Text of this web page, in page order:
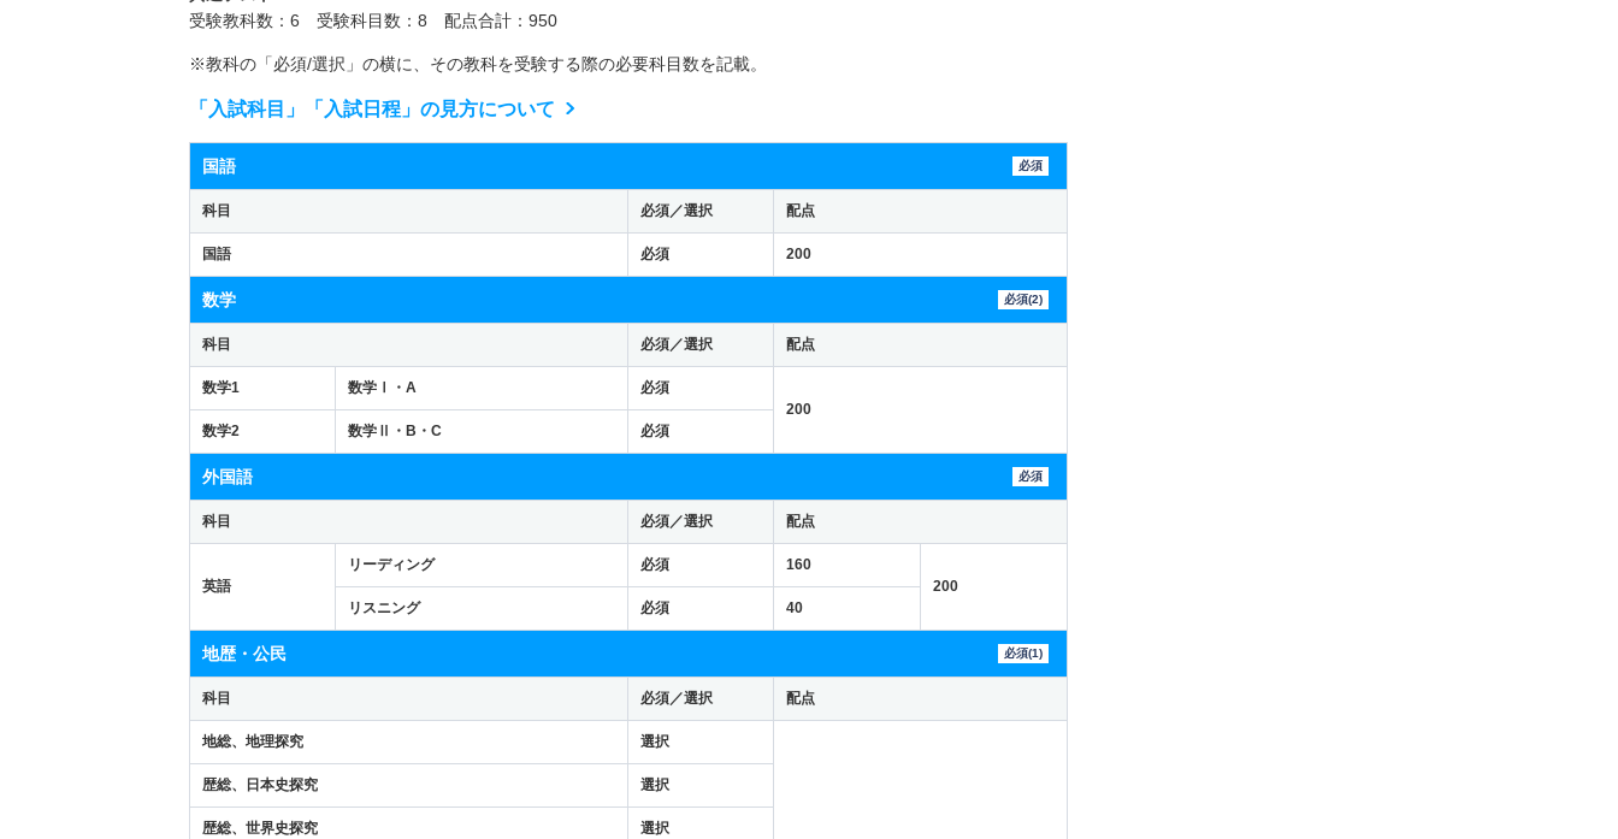
受験教科数：6 受験科目数：8 配点合計：950
※教科の「必須/選択」の横に、その教科を受験する際の必要科目数を記載。
「入試科目」「入試日程」の見方について
国語 必須
科目 必須／選択 配点
国語 必須 200
数学 必須(2)
科目 必須／選択 配点
数学1 数学Ⅰ・A
必須
200
数学2
数学Ⅱ・B・C 必須
外国語 必須
科目 必須／選択 配点
英語
リーディング 必須
160
200
リスニング
必須 40
地歴・公民 必須(1)
科目 必須／選択 配点
地総、地理探究 選択
歴総、日本史探究 選択
歴総、世界史探究 選択